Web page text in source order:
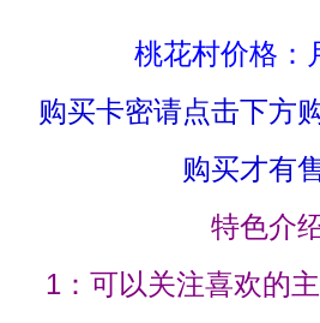
桃花村价格：
购买卡密请点击下方
购买才有
特色介
1：可以关注喜欢的